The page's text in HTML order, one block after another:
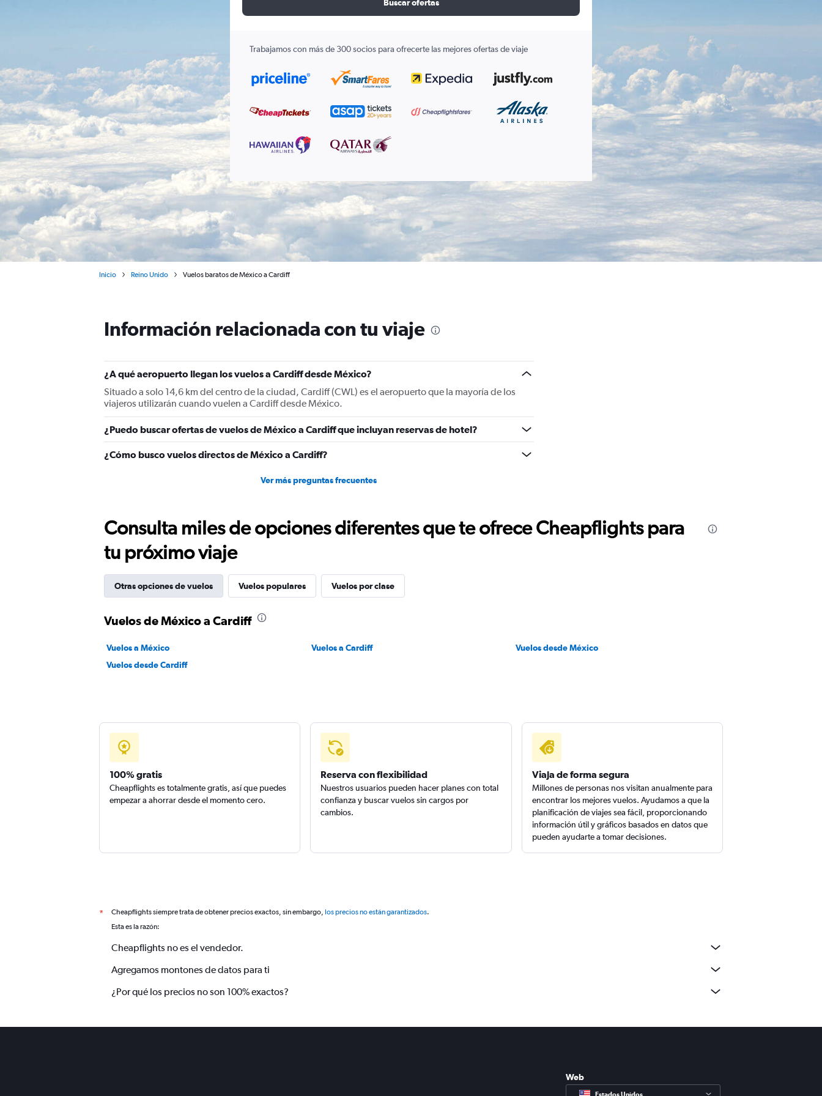
Buscar ofertas
Trabajamos con más de 300 socios para ofrecerte las mejores ofertas de viaje
Inicio Reino Unido Vuelos baratos de México a Cardiff
Información relacionada con tu viaje
¿A qué aeropuerto llegan los vuelos a Cardiff desde México?
Situado a solo 14,6 km del centro de la ciudad, Cardiff (CWL) es el aeropuerto que la mayoría de los
viajeros utilizarán cuando vuelen a Cardiff desde México.
¿Puedo buscar ofertas de vuelos de México a Cardiff que incluyan reservas de hotel?
¿Cómo busco vuelos directos de México a Cardiff?
Ver más preguntas frecuentes
Consulta miles de opciones diferentes que te ofrece Cheapflights para
tu próximo viaje
Otras opciones de vuelos Vuelos populares Vuelos por clase
Vuelos de México a Cardiff
Vuelos a México Vuelos a Cardiff
Vuelos desde México
Vuelos desde Cardiff
100% gratis
Cheapflights es totalmente gratis, así que puedes
empezar a ahorrar desde el momento cero.
Reserva con flexibilidad
Nuestros usuarios pueden hacer planes con total
confianza y buscar vuelos sin cargos por
cambios.
Viaja de forma segura
Millones de personas nos visitan anualmente para
encontrar los mejores vuelos. Ayudamos a que la
planificación de viajes sea fácil, proporcionando
información útil y gráficos basados en datos que
pueden ayudarte a tomar decisiones.
* Cheapflights siempre trata de obtener precios exactos, sin embargo, los precios no están garantizados.
Esta es la razón:
Cheapflights no es el vendedor.
Agregamos montones de datos para ti
¿Por qué los precios no son 100% exactos?
Web
Estados Unidos